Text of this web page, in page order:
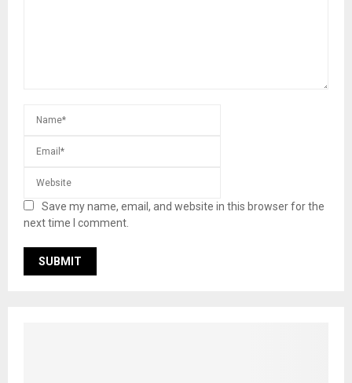
Save my name, email, and website in this browser for the
next time I comment.